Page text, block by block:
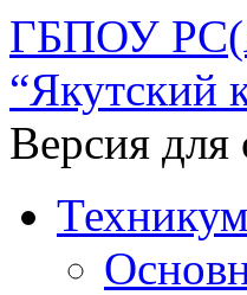
ГБПОУ
“Якутский
Версия
Техникум